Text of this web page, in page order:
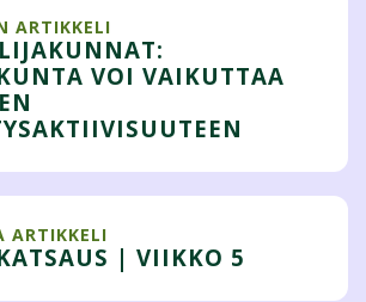
ARTIKKELI
VOI VAIKUTTAA
ARTIKKELI
| VIIKKO 5